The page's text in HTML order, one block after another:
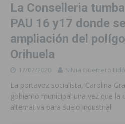
La Conselleria
PAU 16 y17 donde
ampliación del
Orihuela
17/02/2020 Silvia Guerrero
La portavoz socialista, Carolina
gobierno municipal una vez que la
alternativa para suelo industrial